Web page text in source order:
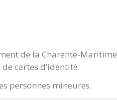
de la Charente-Maritime
cartes d’identité.
personnes mineures.